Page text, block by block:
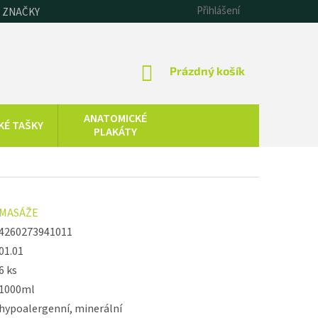
Přihlášení
NÁKUPNÍ
Prázdný košík
TAŠKY
ANATOMICKÉ
PLAKÁTY
TERAPIE
STŘÍBRO,
ZLATO, ZINEK
MASÁŽE
ks
1000ml
hypoalergenní, minerální